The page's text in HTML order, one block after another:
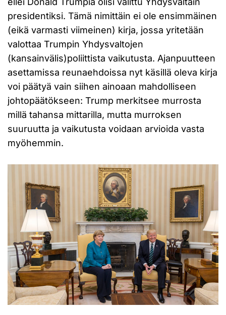
presidentiksi. Tämä nimittäin ei ole ensimmäinen
(eikä varmasti viimeinen) kirja, jossa yritetään
valottaa Trumpin Yhdysvaltojen
(kansainvälis)poliittista vaikutusta. Ajanpuutteen
asettamissa reunaehdoissa nyt käsillä oleva kirja
voi päätyä vain siihen ainoaan mahdolliseen
johtopäätökseen: Trump merkitsee murrosta
millä tahansa mittarilla, mutta murroksen
suuruutta ja vaikutusta voidaan arvioida vasta
myöhemmin.